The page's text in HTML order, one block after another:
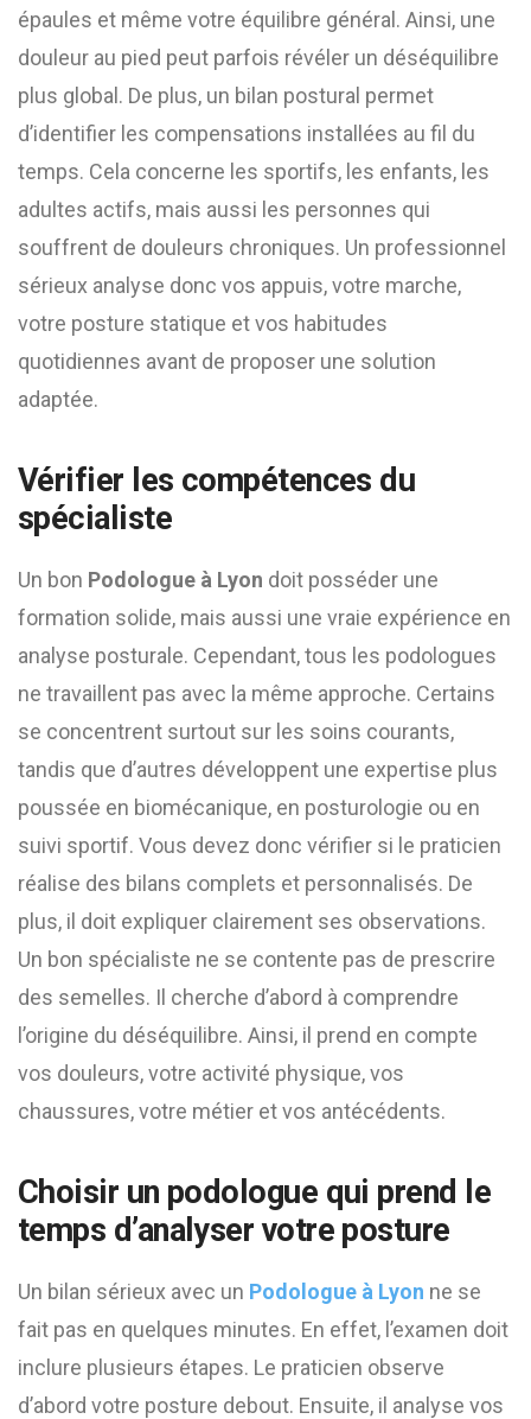
épaules et même votre équilibre général. Ainsi, une
douleur au pied peut parfois révéler un déséquilibre
plus global. De plus, un bilan postural permet
d’identifier les compensations installées au fil du
temps. Cela concerne les sportifs, les enfants, les
adultes actifs, mais aussi les personnes qui
souffrent de douleurs chroniques. Un professionnel
sérieux analyse donc vos appuis, votre marche,
votre posture statique et vos habitudes
quotidiennes avant de proposer une solution
adaptée.
Vérifier les compétences du
spécialiste
Un bon Podologue à Lyon doit posséder une
formation solide, mais aussi une vraie expérience en
analyse posturale. Cependant, tous les podologues
ne travaillent pas avec la même approche. Certains
se concentrent surtout sur les soins courants,
tandis que d’autres développent une expertise plus
poussée en biomécanique, en posturologie ou en
suivi sportif. Vous devez donc vérifier si le praticien
réalise des bilans complets et personnalisés. De
plus, il doit expliquer clairement ses observations.
Un bon spécialiste ne se contente pas de prescrire
des semelles. Il cherche d’abord à comprendre
l’origine du déséquilibre. Ainsi, il prend en compte
vos douleurs, votre activité physique, vos
chaussures, votre métier et vos antécédents.
Choisir un podologue qui prend le
temps d’analyser votre posture
Un bilan sérieux avec un Podologue à Lyon ne se
fait pas en quelques minutes. En effet, l’examen doit
inclure plusieurs étapes. Le praticien observe
d’abord votre posture debout. Ensuite, il analyse vos